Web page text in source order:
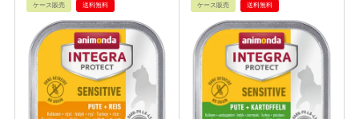
ケース販売 送料無料 ケース販売 送料無料